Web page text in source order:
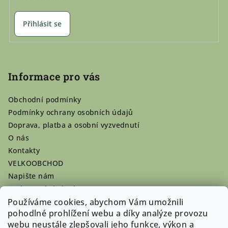
Používáme cookies, abychom Vám umožnili
pohodlné prohlížení webu a díky analýze provozu
webu neustále zlepšovali jeho funkce, výkon a
Přihlásit se
Informace pro vás
Obchodní podmínky
Podmínky ochrany osobních údajů
Doprava, platba a osobní vyzvednutí
O nás
Kontakty
VELKOOBCHOD
Napište nám
Hodnocení obchodu
Registrace se vyplatí!
Pamlsky na míru